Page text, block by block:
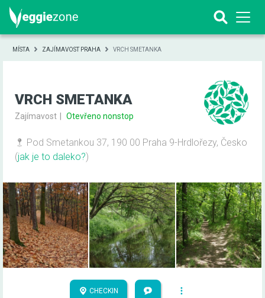
MÍSTA ZAJÍMAVOST PRAHA VRCH SMETANKA
VRCH SMETANKA
Zajímavost Otevřeno nonstop
Pod Smetankou 37, 190 00 Praha 9-Hrdlořezy, Česko
(jak je to daleko?)
CHECKIN